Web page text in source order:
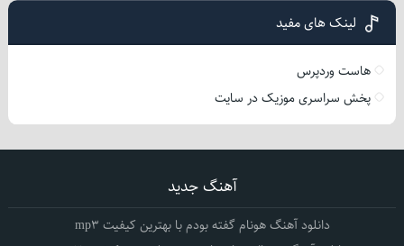
لینک های مفید
هاست وردپرس
پخش سراسری موزیک در سایت
آهنگ جدید
دانلود آهنگ هونام گفته بودم با بهترین کیفیت mp3